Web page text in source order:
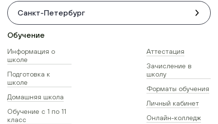
Санкт-Петербург
Обучение
Информация о
школе
Подготовка к
школе
Домашняя школа
Обучение с 1 по 11
класс
Аттестация
Зачисление в
школу
Форматы обучения
Личный кабинет
Онлайн-колледж